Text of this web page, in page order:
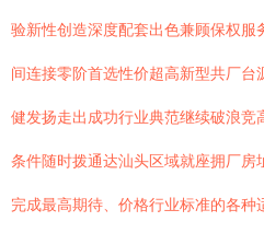
验新性创造深度配套出色兼顾保权服
间连接零阶首选性价超高新型共厂
健发扬走出成功行业典范继续破浪竞
条件随时拨通达汕头区域就座拥厂
完成最高期待、价格行业标准的各